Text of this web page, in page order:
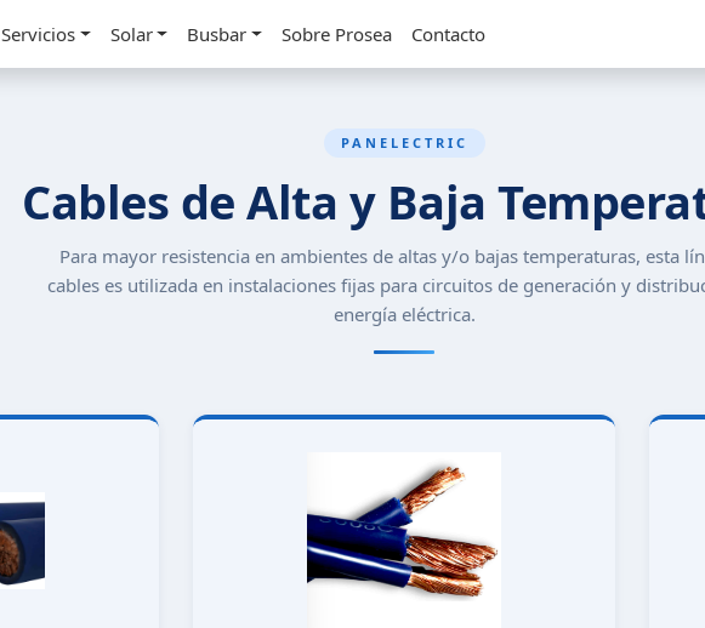
Servicios Solar Busbar Sobre Prosea Contacto
PANELECTRIC
Cables de Alta y Baja
Para mayor resistencia en ambientes de altas y/o bajas temperaturas, esta
cables es utilizada en instalaciones fijas para circuitos de generación y
energía eléctrica.